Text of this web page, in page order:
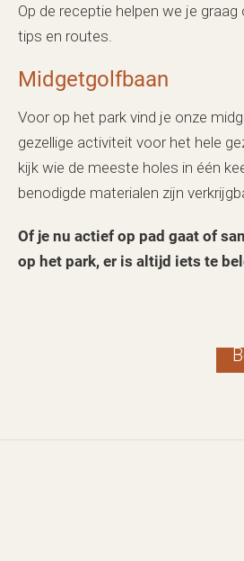
Op de receptie helpen we je
tips en routes.
Midgetgolfbaan
Voor op het park vind je onze
gezellige activiteit voor het hele
kijk wie de meeste holes in één
benodigde materialen zijn
Of je nu actief op pad gaat of
op het park, er is altijd iets te